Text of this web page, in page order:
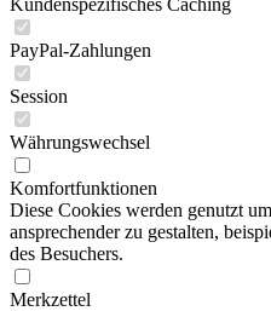
Kundenspezifisches Caching
PayPal-Zahlungen
Session
Währungswechsel
Komfortfunktionen
Diese Cookies werden genutzt
ansprechender zu gestalten,
des Besuchers.
Merkzettel